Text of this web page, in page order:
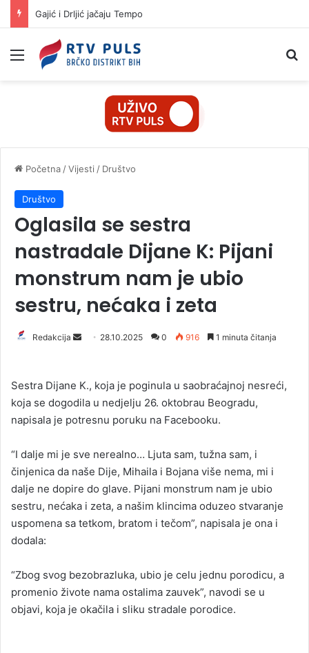
Gajić i Drljić jačaju Tempo
Izbornik
Početna /Vijesti / Društvo
Društvo
Oglasila se sestra
nastradale Dijane K: Pijani
monstrum nam je ubio
sestru, nećaka i zeta
Redakcija
d
a
n
m
a
i
28.10.2025 0 916 1 minuta čitanja
Sestra Dijane K., koja je poginula u saobraćajnoj nesreći,
koja se dogodila u nedjelju 26. oktobrau Beogradu,
napisala je potresnu poruku na Facebooku.
“I dalje mi je sve nerealno… Ljuta sam, tužna sam, i
činjenica da naše Dije, Mihaila i Bojana više nema, mi i
dalje ne dopire do glave. Pijani monstrum nam je ubio
sestru, nećaka i zeta, a našim klincima oduzeo stvaranje
uspomena sa tetkom, bratom i tečom”, napisala je ona i
dodala:
“Zbog svog bezobrazluka, ubio je celu jednu porodicu, a
promenio živote nama ostalima zauvek”, navodi se u
objavi, koja je okačila i sliku stradale porodice.